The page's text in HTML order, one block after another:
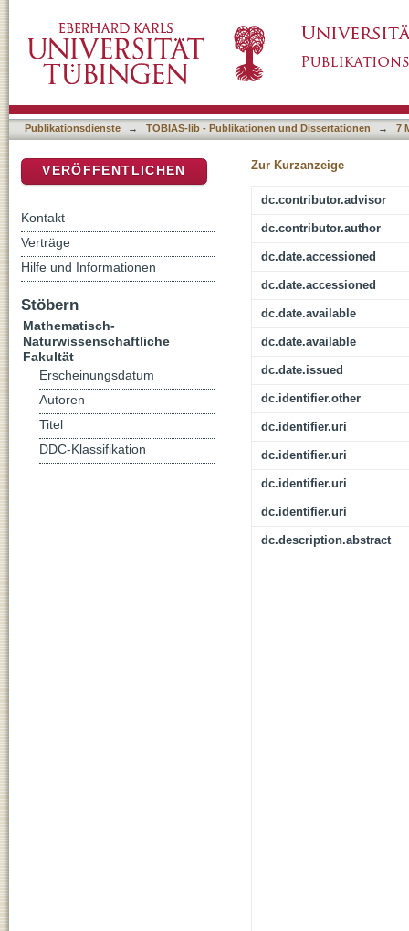
domesticus) zur Untersuchung
elektroretinographischer Erfassung (ERG
Publikationsdienste → TOBIAS-lib - Publikationen und Dissertationen → 7
Zur Kurzanzeige
dc.contributor.advisor
dc.contributor.author
dc.date.accessioned
dc.date.accessioned
dc.date.available
dc.date.available
dc.date.issued
dc.identifier.other
dc.identifier.uri
dc.identifier.uri
dc.identifier.uri
dc.identifier.uri
dc.description.abstract
VERÖFFENTLICHEN
Kontakt
Verträge
Hilfe und Informationen
Stöbern
Mathematisch-
Naturwissenschaftliche
Fakultät
Erscheinungsdatum
Autoren
Titel
DDC-Klassifikation